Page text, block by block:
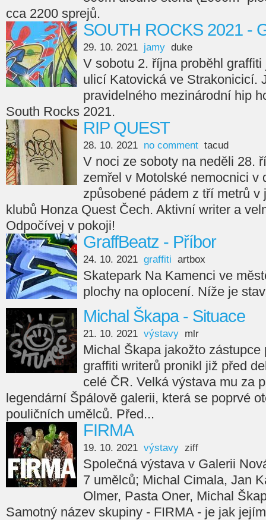
cca 2200 sprejů.
SOUTH ROCKS 2021 -
29. 10. 2021 jamy duke
V sobotu 2. října proběhl
ulicí Katovická ve Strakonicicí.
pravidelného mezinárodní hip
South Rocks 2021.
RIP QUEST
28. 10. 2021 no comment tacud
V noci ze soboty na neděli 28.
zemřel v Motolské nemocnici v
způsobené pádem z tří metrů v
klubů Honza Quest Čech. Aktivní writer a
Odpočívej v pokoji!
GraffBeatz - Příbor
24. 10. 2021 graffiti artbox
Skatepark Na Kamenci ve
plochy na oplocení. Níže je
Michal Škapa - Situace
21. 10. 2021 výstavy mlr
Michal Škapa jakožto
graffiti writerů pronikl již před
celé ČR. Velká výstava mu za
legendární Špálově galerii, která se poprvé
pouličních umělců. Před...
FIRMA
19. 10. 2021 výstavy ziff
Společná výstava v Galerii
7 umělců; Michal Cimala, Jan
Olmer, Pasta Oner, Michal
Samotný název skupiny - FIRMA - je jak